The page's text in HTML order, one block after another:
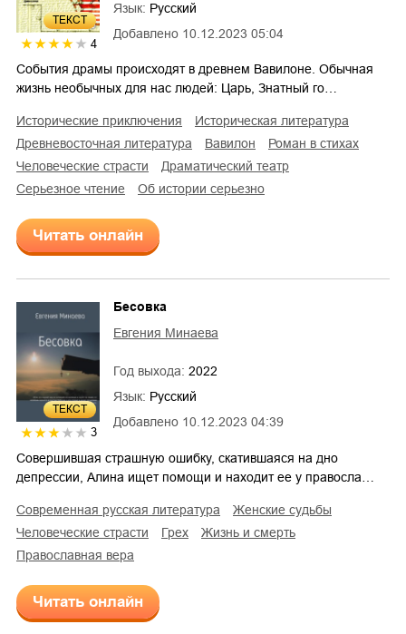
ТЕКСТ
4
Добавлено 10.12.2023 05:04
Язык: Русский
События драмы происходят в древнем Вавилоне. Обычная
жизнь необычных для нас людей: Царь, Знатный го…
исторические приключения
историческая литература
древневосточная литература
Вавилон
роман в стихах
человеческие страсти
драматический театр
серьезное чтение
об истории серьезно
Читать онлайн
ТЕКСТ
3
Добавлено 10.12.2023 04:39
Бесовка
Евгения Минаева
Год выхода: 2022
Язык: Русский
Совершившая страшную ошибку, скатившаяся на дно
депрессии, Алина ищет помощи и находит ее у правосла…
современная русская литература
женские судьбы
человеческие страсти
грех
жизнь и смерть
православная вера
Читать онлайн